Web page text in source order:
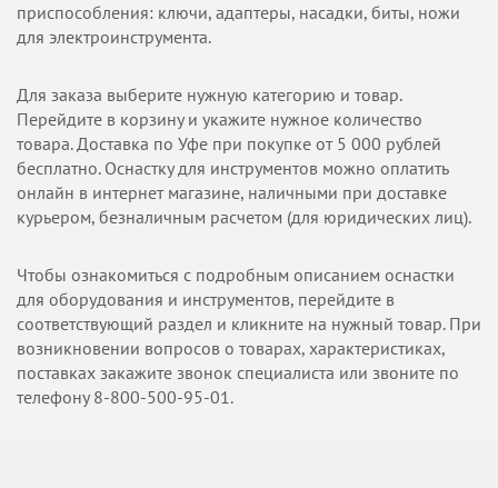
приспособления: ключи, адаптеры, насадки, биты, ножи
для электроинструмента.
Для заказа выберите нужную категорию и товар.
Перейдите в корзину и укажите нужное количество
товара. Доставка по Уфе при покупке от 5 000 рублей
бесплатно. Оснастку для инструментов можно оплатить
онлайн в интернет магазине, наличными при доставке
курьером, безналичным расчетом (для юридических лиц).
Чтобы ознакомиться с подробным описанием оснастки
для оборудования и инструментов, перейдите в
соответствующий раздел и кликните на нужный товар. При
возникновении вопросов о товарах, характеристиках,
поставках закажите звонок специалиста или звоните по
телефону 8-800-500-95-01.